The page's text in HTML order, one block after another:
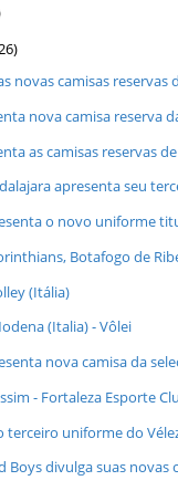
novas camisas reservas
nova camisa reserva
as camisas reservas
apresenta seu
o novo uniforme
Botafogo de
(Itália)
(Italia) - Vôlei
nova camisa da
- Fortaleza Esporte
terceiro uniforme do
Boys divulga suas novas